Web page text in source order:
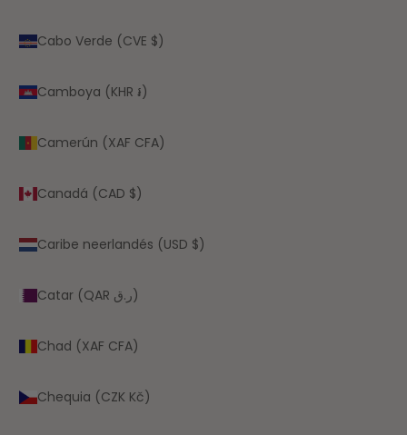
Cabo Verde (CVE $)
Camboya (KHR ៛)
Camerún (XAF CFA)
Canadá (CAD $)
Caribe neerlandés (USD $)
Catar (QAR ر.ق)
Chad (XAF CFA)
Chequia (CZK Kč)